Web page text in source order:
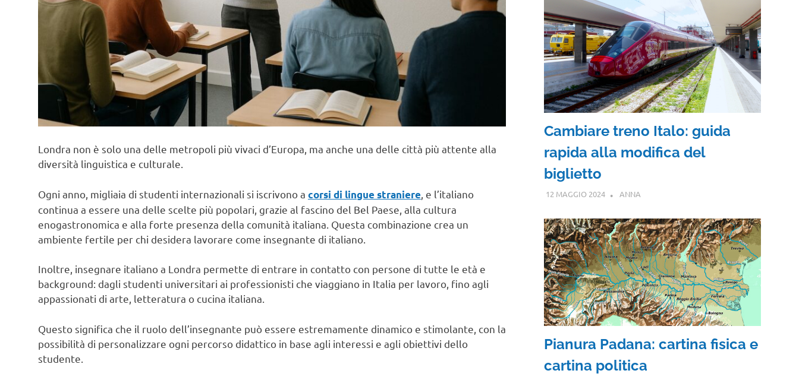
Londra non è solo una delle metropoli più vivaci d’Europa, ma anche una delle città più attente alla
diversità linguistica e culturale.
Ogni anno, migliaia di studenti internazionali si iscrivono a corsi di lingue straniere , e l’italiano
continua a essere una delle scelte più popolari, grazie al fascino del Bel Paese, alla cultura
enogastronomica e alla forte presenza della comunità italiana. Questa combinazione crea un
ambiente fertile per chi desidera lavorare come insegnante di italiano.
Inoltre, insegnare italiano a Londra permette di entrare in contatto con persone di tutte le età e
background: dagli studenti universitari ai professionisti che viaggiano in Italia per lavoro, fino agli
appassionati di arte, letteratura o cucina italiana.
Questo significa che il ruolo dell’insegnante può essere estremamente dinamico e stimolante, con la
possibilità di personalizzare ogni percorso didattico in base agli interessi e agli obiettivi dello
studente.
Cambiare treno Italo: guida
rapida alla modifica del
biglietto
12 MAGGIO 2024 ANNA
Pianura Padana: cartina fisica e
cartina politica